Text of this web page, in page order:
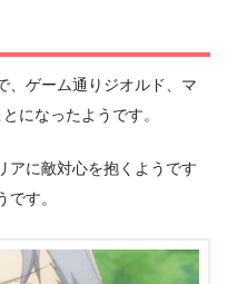
、ゲーム通りジオルド、マ
になったようです。
アに敵対心を抱くようです
す。